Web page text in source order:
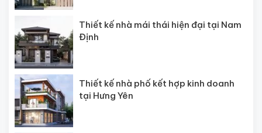
Thiết kế nhà mái thái hiện đại tại Nam
Định
Thiết kế nhà phố kết hợp kinh doanh
tại Hưng Yên